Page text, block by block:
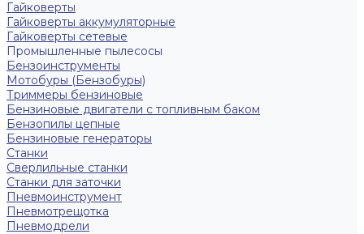
Гайковерты
Гайковерты аккумуляторные
Гайковерты сетевые
Промышленные пылесосы
Бензоинструменты
Мотобуры (Бензобуры)
Триммеры бензиновые
Бензиновые двигатели с топливным баком
Бензопилы цепные
Бензиновые генераторы
Станки
Сверлильные станки
Станки для заточки
Пневмоинструмент
Пневмотрещотка
Пневмодрели